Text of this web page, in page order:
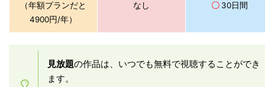
（年額プランだと
4900円/年）
なし 〇 30日間
見放題の作品は、いつでも無料で視聴することができ
ます。